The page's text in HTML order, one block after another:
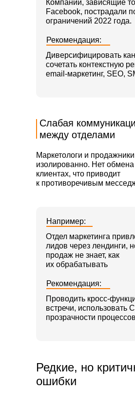
Компании, зависящие
Facebook, пострадали
ограничений 2022 года.
Рекомендация:
Диверсифицировать
сочетать контекстную
email-маркетинг, SEO,
Слабая
между отделами
Маркетологи и
изолированно. Нет
клиентах, что приводит
к противоречивым
Например:
Отдел маркетинга
лидов через лендинги,
продаж не знает, как
их обрабатывать
Рекомендация:
Проводить кросс-
встречи, использовать
прозрачности
Редкие, но
ошибки